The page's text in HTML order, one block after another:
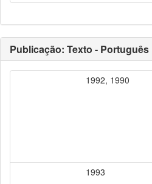
Publicação: Texto - Português
1992, 1990
1993